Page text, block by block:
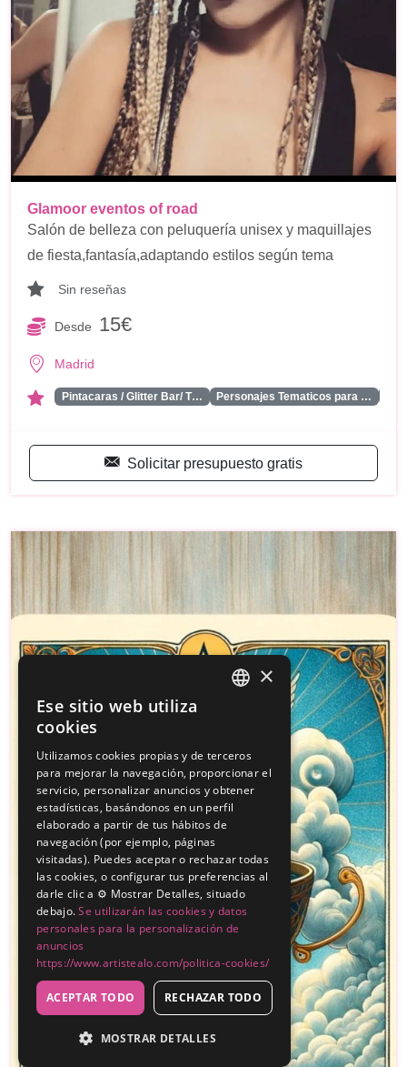
Glamoor eventos of road
Salón de belleza con peluquería unisex y maquillajes
de fiesta,fantasía,adaptando estilos según tema
Sin reseñas
Desde 15€
Madrid
Pintacaras / Glitter Bar/ T… Personajes Tematicos para …
Solicitar presupuesto gratis
×
Ese sitio web utiliza
cookies
Utilizamos cookies propias y de terceros
para mejorar la navegación, proporcionar el
servicio, personalizar anuncios y obtener
estadísticas, basándonos en un perfil
elaborado a partir de tus hábitos de
navegación (por ejemplo, páginas
visitadas). Puedes aceptar o rechazar todas
las cookies, o configurar tus preferencias al
darle clic a ⚙️ Mostrar Detalles, situado
debajo.Se utilizarán las cookies y datos
personales para la personalización de
anuncios
https://www.artistealo.com/politica-cookies/
ACEPTAR TODO RECHAZAR TODO
MOSTRAR DETALLES